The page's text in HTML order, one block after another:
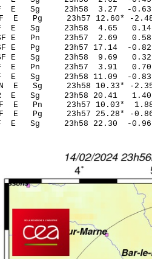
E Sg 23h58 3.27 -
E Pg 23h57
E Sg 23h58 4.65
E Pn 23h57
E Pg 23h57
E Sg 23h58 9.69
E Pn 23h57
E Sg 23h58 11.09 -
E Sg 23h58 10.33* -
E Sg 23h58 20.41
E Pn 23h57
E Pg 23h57
E Sg 23h58 22.30 -